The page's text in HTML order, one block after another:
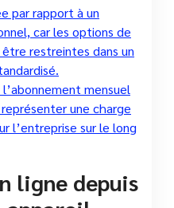
par rapport à un
car les options de
restreintes dans un
mensuel
une charge
l’entreprise sur le long
ligne depuis